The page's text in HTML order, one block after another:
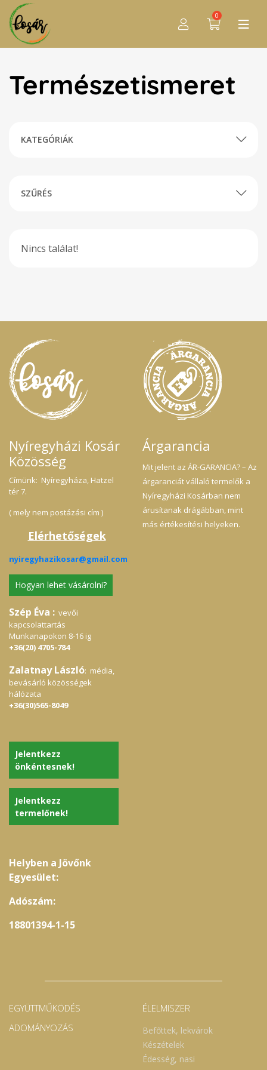
0
Természetismeret
KATEGÓRIÁK
SZŰRÉS
Nincs találat!
Nyíregyházi Kosár
Közösség
Címünk: Nyíregyháza, Hatzel
tér 7.
( mely nem postázási cím )
Elérhetőségek
nyiregyhazikosar@gmail.com
Hogyan lehet vásárolni?
Szép Éva : vevői
kapcsolattartás
Munkanapokon 8-16 ig
+36(20) 4705-784
Zalatnay László: média,
bevásárló közösségek
hálózata
+36(30)565-8049
Jelentkezz
önkéntesnek!
Jelentkezz
termelőnek!
Helyben a Jövőnk
Egyesület:
Adószám:
18801394-1-15
Árgarancia
Mit jelent az ÁR-GARANCIA? – Az
árgaranciát vállaló termelők a
Nyíregyházi Kosárban nem
árusítanak drágábban, mint
más értékesítési helyeken.
EGYÜTTMŰKÖDÉS
ADOMÁNYOZÁS
ÉLELMISZER
Befőttek, lekvárok
Készételek
Édesség, nasi